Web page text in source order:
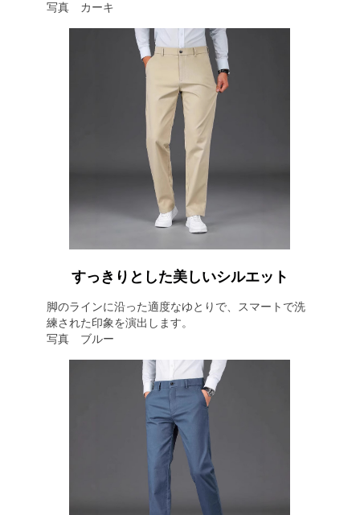
写真 カーキ
すっきりとした美しいシルエット
脚のラインに沿った適度なゆとりで、スマートで洗
練された印象を演出します。
写真 ブルー